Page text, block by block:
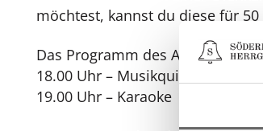
möchtest, kannst du diese für 50
Das Programm des Abends:
18.00 Uhr – Musikquiz
19.00 Uhr – Karaoke